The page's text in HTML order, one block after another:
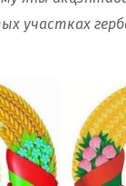
участках